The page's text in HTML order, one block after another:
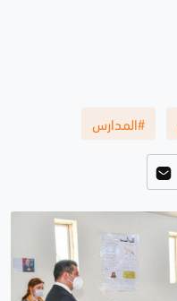
#المدارس